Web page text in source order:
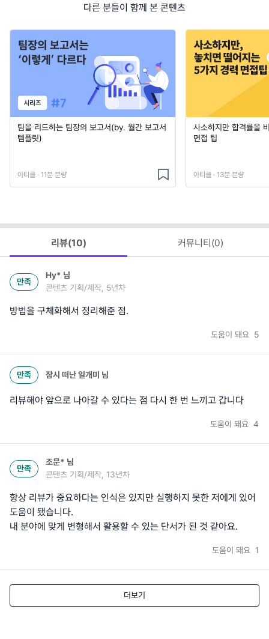
다른 분들이 함께 본 콘텐츠
팀을 리드하는 팀장의 보고서(by. 월간 보고서
템플릿)
아티클 · 11분 분량
사소하지만 합격률을
면접 팁
아티클 · 13분 분량
리뷰(10) 커뮤니티(0)
만족
Hy* 님
콘텐츠 기획/제작, 5년차
방법을 구체화해서 정리해준 점.
도움이 돼요 5
만족 잠시 떠난 일개미 님
리뷰해야 앞으로 나아갈 수 있다는 점 다시 한 번 느끼고 갑니다
도움이 돼요 4
만족
조문* 님
콘텐츠 기획/제작, 13년차
항상 리뷰가 중요하다는 인식은 있지만 실행하지 못한 저에게 있어
도움이 됐습니다.
내 분야에 맞게 변형해서 활용할 수 있는 단서가 된 것 같아요.
도움이 돼요 1
더보기